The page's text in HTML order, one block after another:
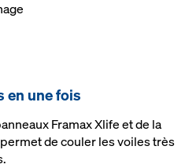
en une fois
Framax Xlife et de la
de couler les voiles très